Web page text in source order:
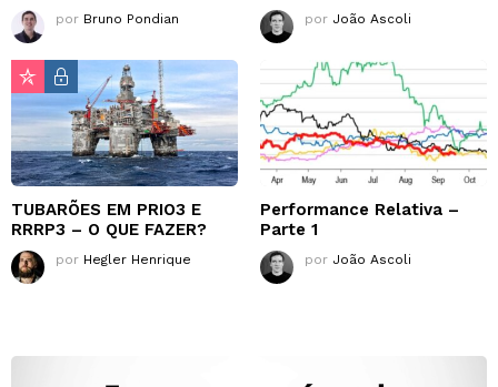
por Bruno Pondian por João Ascoli
TUBARÕES EM PRIO3 E
RRRP3 – O QUE FAZER?
por Hegler Henrique
Performance Relativa –
Parte 1
por João Ascoli